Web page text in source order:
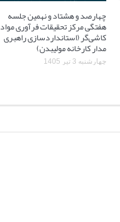
چهارصد و هشتاد و نهمین جلسه
هفتگی مرکز تحقیقات فرآوری مواد
کاشی‌گر (استانداردسازی راهبری
مدار کارخانه مولیبدن)
چهارشنبه 3 تیر 1405